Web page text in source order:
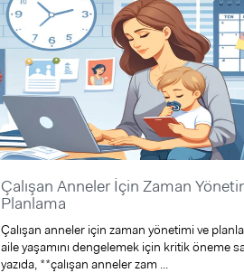
Çalışan Anneler İçin Zaman
Planlama
Çalışan anneler için zaman yönetimi ve
aile yaşamını dengelemek için kritik öneme
yazıda, **çalışan anneler zam ...